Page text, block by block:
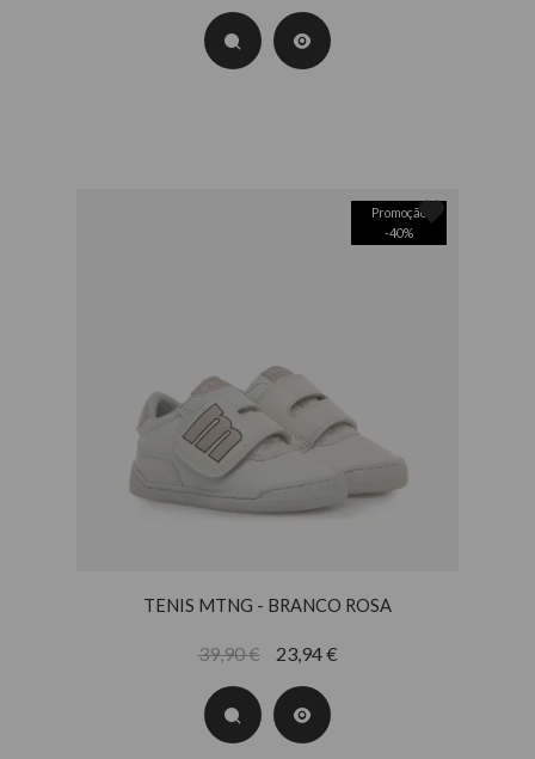
Promoção
-40%
TENIS MTNG - BRANCO ROSA
39,90 € 23,94 €